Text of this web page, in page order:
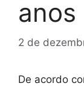
anos
2 de
De acordo